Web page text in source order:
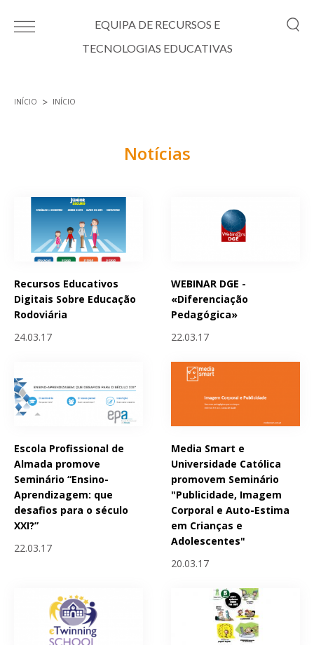
EQUIPA DE RECURSOS E
TECNOLOGIAS EDUCATIVAS
INÍCIO INÍCIO
Notícias
Recursos Educativos
Digitais Sobre Educação
Rodoviária
24.03.17
WEBINAR DGE -
«Diferenciação
Pedagógica»
22.03.17
Escola Profissional de
Almada promove
Seminário “Ensino-
Aprendizagem: que
desafios para o século
XXI?”
22.03.17
Media Smart e
Universidade Católica
promovem Seminário
"Publicidade, Imagem
Corporal e Auto-Estima
em Crianças e
Adolescentes"
20.03.17
Páginas